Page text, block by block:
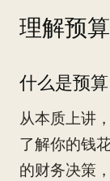
理解预
什么是预算
从本质上讲
了解你的钱
的财务决策